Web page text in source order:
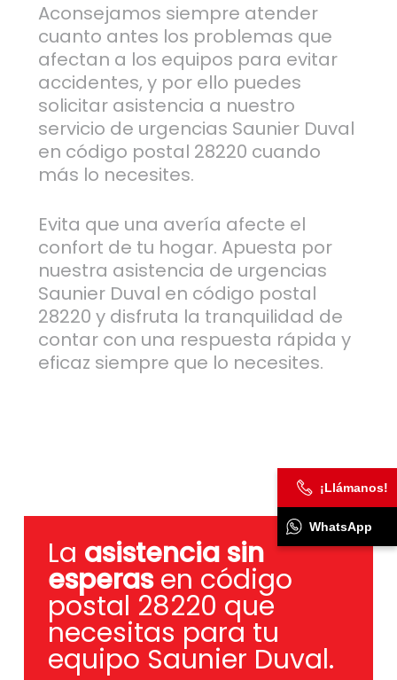
Aconsejamos siempre atender
cuanto antes los problemas que
afectan a los equipos para evitar
accidentes, y por ello puedes
solicitar asistencia a nuestro
servicio de urgencias Saunier Duval
en código postal 28220 cuando
más lo necesites.
Evita que una avería afecte el
confort de tu hogar. Apuesta por
nuestra asistencia de urgencias
Saunier Duval en código postal
28220 y disfruta la tranquilidad de
contar con una respuesta rápida y
eficaz siempre que lo necesites.
La asistencia sin
esperasen código
postal 28220 que
necesitas para tu
equipo Saunier Duval.
¡Llámanos!
WhatsApp